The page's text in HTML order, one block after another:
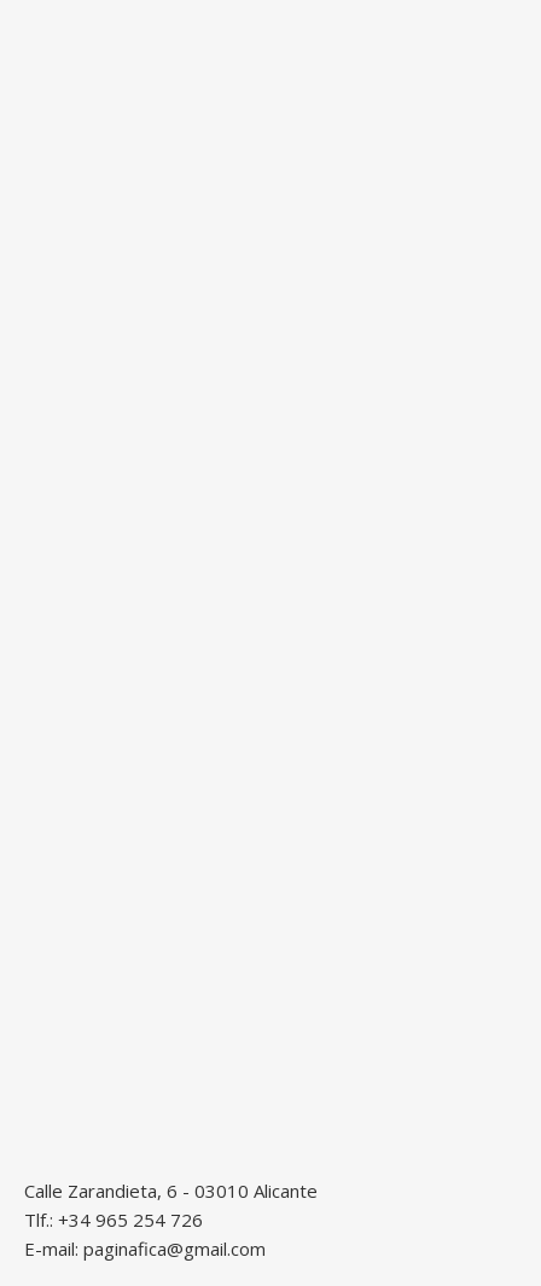
Calle Zarandieta, 6 - 03010 Alicante
Tlf.: +34 965 254 726
E-mail: paginafica@gmail.com